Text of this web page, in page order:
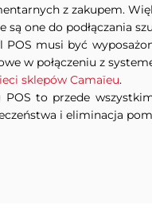
z zakupem.
są one do podłączania
musi być
w połączeniu z
sklepów Camaïeu.
POS to przede
i eliminacja